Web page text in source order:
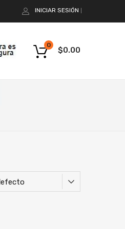
INICIAR SESIÓN
$0.00
0